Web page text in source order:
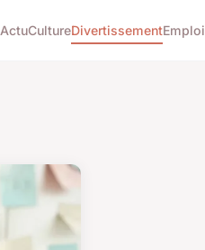
ActuCultureDivertissementEmploi